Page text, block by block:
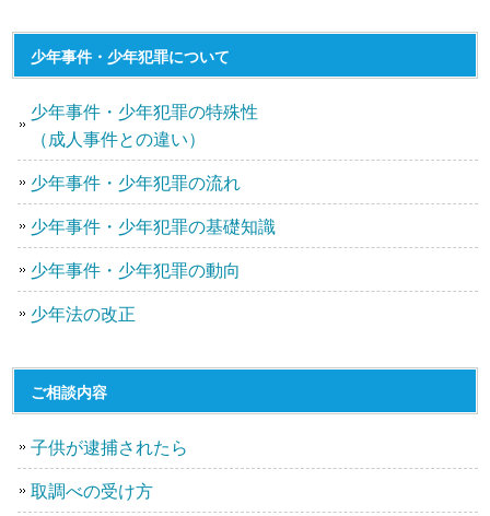
少年事件・少年犯罪について
少年事件・少年犯罪の特殊性
（成人事件との違い）
少年事件・少年犯罪の流れ
少年事件・少年犯罪の基礎知識
少年事件・少年犯罪の動向
少年法の改正
ご相談内容
子供が逮捕されたら
取調べの受け方